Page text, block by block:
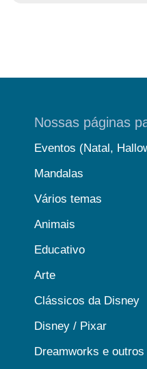
Nossas páginas
Eventos (Natal,
Mandalas
Vários temas
Animais
Educativo
Arte
Clássicos da Disney
Disney / Pixar
Dreamworks e outros